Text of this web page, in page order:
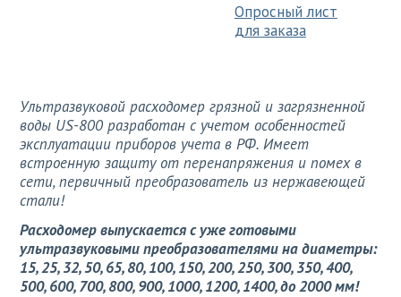
Опросный лист
для заказа
Ультразвуковой расходомер грязной и загрязненной
воды US-800 разработан с учетом особенностей
эксплуатации приборов учета в РФ. Имеет
встроенную защиту от перенапряжения и помех в
сети, первичный преобразователь из нержавеющей
стали!
Расходомер выпускается с уже готовыми
ультразвуковыми преобразователями на диаметры:
15, 25, 32, 50, 65, 80, 100, 150, 200, 250, 300, 350, 400,
500, 600, 700, 800, 900, 1000, 1200, 1400, до 2000 мм!